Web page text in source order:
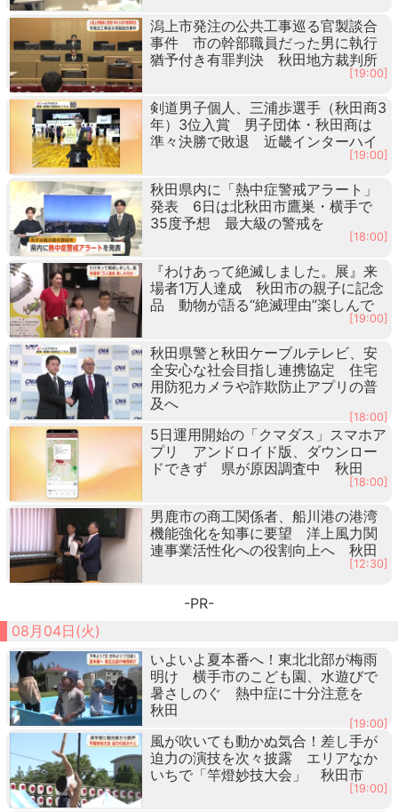
潟上市発注の公共工事巡る官製談合
事件 市の幹部職員だった男に執行
猶予付き有罪判決 秋田地方裁判所
[19:00]
剣道男子個人、三浦歩選手（秋田商3
年）3位入賞 男子団体・秋田商は
準々決勝で敗退 近畿インターハイ
[19:00]
秋田県内に「熱中症警戒アラート」
発表 6日は北秋田市鷹巣・横手で
35度予想 最大級の警戒を
[18:00]
『わけあって絶滅しました。展』来
場者1万人達成 秋田市の親子に記念
品 動物が語る“絶滅理由”楽しんで
[19:00]
秋田県警と秋田ケーブルテレビ、安
全安心な社会目指し連携協定 住宅
用防犯カメラや詐欺防止アプリの普
及へ
[18:00]
5日運用開始の「クマダス」スマホア
プリ アンドロイド版、ダウンロー
ドできず 県が原因調査中 秋田
[18:00]
男鹿市の商工関係者、船川港の港湾
機能強化を知事に要望 洋上風力関
連事業活性化への役割向上へ 秋田
[12:30]
-PR-
08月04日(火)
いよいよ夏本番へ！東北北部が梅雨
明け 横手市のこども園、水遊びで
暑さしのぐ 熱中症に十分注意を
秋田
[19:00]
風が吹いても動かぬ気合！差し手が
迫力の演技を次々披露 エリアなか
いちで「竿燈妙技大会」 秋田市
[19:00]